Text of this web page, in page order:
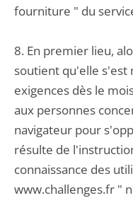
fourniture " du
8. En premier lieu,
soutient qu'elle s'est
exigences dès le
aux personnes
navigateur pour
résulte de
connaissance des
www.challenges.fr "